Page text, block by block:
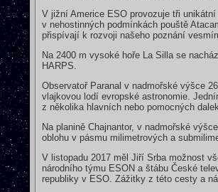
V jižní Americe ESO provozuje tři
v nehostinných podmínkách pouště
přispívají k rozvoji našeho poznání
Na 2400 m vysoké hoře La Silla se
HARPS.
Observatoř Paranal v nadmořské výšce
vlajkovou lodí evropské astronomie.
z několika hlavních nebo pomocných
Na planině Chajnantor, v nadmořské
oblohu v pásmu milimetrových a
V listopadu 2017 měl Jiří Srba možnost
národního týmu ESON a štábu České
republiky v ESO. Zážitky z této cesty a